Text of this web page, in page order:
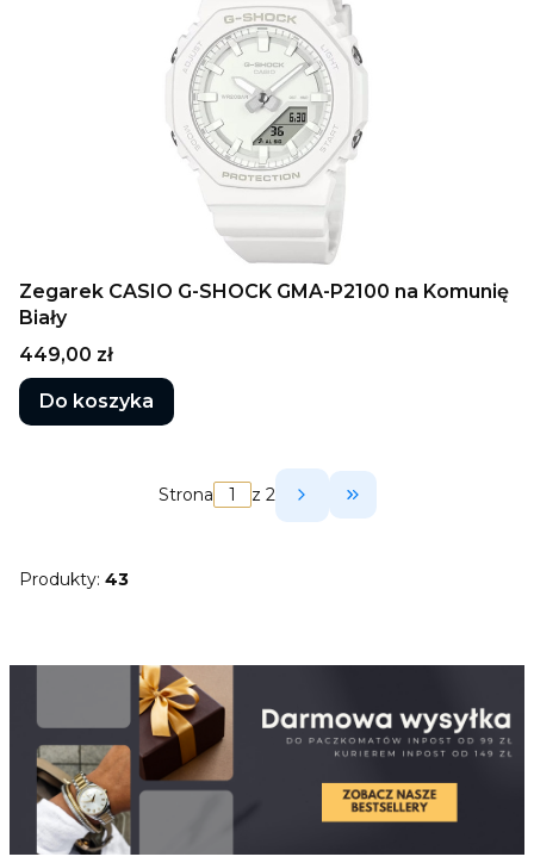
Zegarek CASIO G-SHOCK GMA-P2100 na Komunię
Biały
Cena
449,00 zł
Do koszyka
Strona z 2 Przejdź do
Produkty: 43